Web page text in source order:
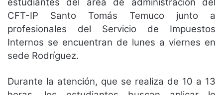
CFT-IP Santo Tomás Temuco junto a
profesionales del Servicio de Impuestos
Internos se encuentran de lunes a viernes en
sede Rodríguez.
Durante la atención, que se realiza de 10 a 13